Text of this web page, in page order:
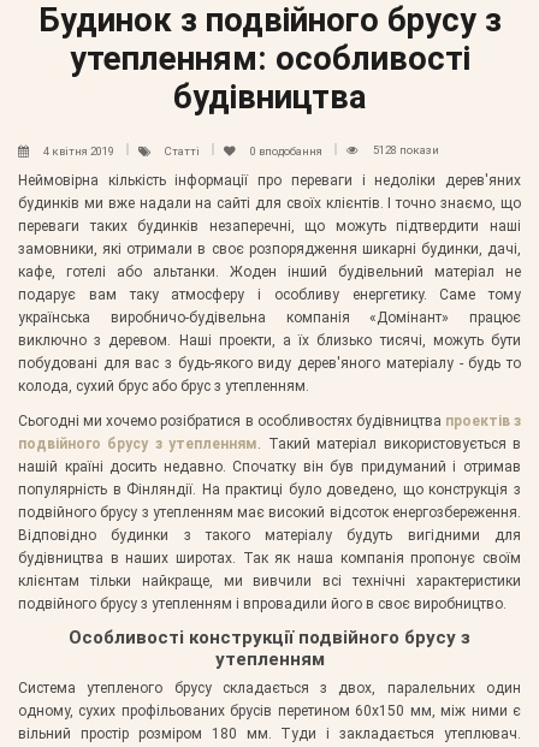
Будинок з подвійного брусу з
утепленням: особливості
будівництва
4 квітня 2019 Статті 0 вподобання 5128 покази
Неймовірна кількість інформації про переваги і недоліки дерев'яних
будинків ми вже надали на сайті для своїх клієнтів. І точно знаємо, що
переваги таких будинків незаперечні, що можуть підтвердити наші
замовники, які отримали в своє розпорядження шикарні будинки, дачі,
кафе, готелі або альтанки. Жоден інший будівельний матеріал не
подарує вам таку атмосферу і особливу енергетику. Саме тому
українська виробничо-будівельна компанія «Домінант» працює
виключно з деревом. Наші проекти, а їх близько тисячі, можуть бути
побудовані для вас з будь-якого виду дерев'яного матеріалу - будь то
колода, сухий брус або брус з утепленням.
Сьогодні ми хочемо розібратися в особливостях будівництва проектів з
подвійного брусу з утепленням . Такий матеріал використовується в
нашій країні досить недавно. Спочатку він був придуманий і отримав
популярність в Фінляндії. На практиці було доведено, що конструкція з
подвійного брусу з утепленням має високий відсоток енергозбереження.
Відповідно будинки з такого матеріалу будуть вигідними для
будівництва в наших широтах. Так як наша компанія пропонує своїм
клієнтам тільки найкраще, ми вивчили всі технічні характеристики
подвійного брусу з утепленням і впровадили його в своє виробництво.
Особливості конструкції подвійного брусу з
утепленням
Система утепленого брусу складається з двох, паралельних один
одному, сухих профільованих брусів перетином 60х150 мм, між ними є
вільний простір розміром 180 мм. Туди і закладається утеплювач.